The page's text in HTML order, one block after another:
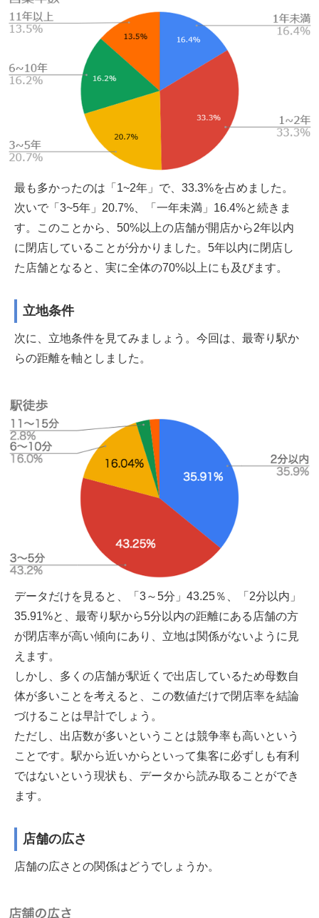
最も多かったのは「1~2年」で、33.3%を占めました。
次いで「3~5年」20.7%、「一年未満」16.4%と続きま
す。このことから、50%以上の店舗が開店から2年以内
に閉店していることが分かりました。5年以内に閉店し
た店舗となると、実に全体の70%以上にも及びます。
立地条件
次に、立地条件を見てみましょう。今回は、最寄り駅か
らの距離を軸としました。
データだけを見ると、「3～5分」43.25％、「2分以内」
35.91%と、最寄り駅から5分以内の距離にある店舗の方
が閉店率が高い傾向にあり、立地は関係がないように見
えます。
しかし、多くの店舗が駅近くで出店しているため母数自
体が多いことを考えると、この数値だけで閉店率を結論
づけることは早計でしょう。
ただし、出店数が多いということは競争率も高いという
ことです。駅から近いからといって集客に必ずしも有利
ではないという現状も、データから読み取ることができ
ます。
店舗の広さ
店舗の広さとの関係はどうでしょうか。